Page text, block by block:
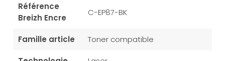
Référence
Breizh Encre
C-EP87-BK
Famille article Toner compatible